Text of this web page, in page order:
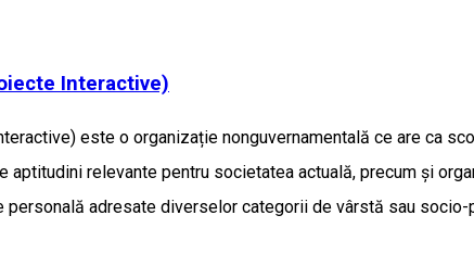
Interactive)
este o organizație nonguvernamentală ce are ca
aptitudini relevante pentru societatea actuală, precum și
adresate diverselor categorii de vârstă sau socio-